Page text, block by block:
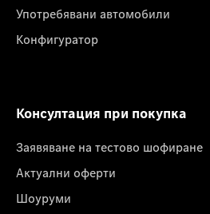
Употребявани автомобили
Конфигуратор
Консултация при покупка
Заявяване на тестово шофиране
Актуални оферти
Шоуруми